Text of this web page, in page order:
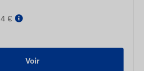
€
Voir